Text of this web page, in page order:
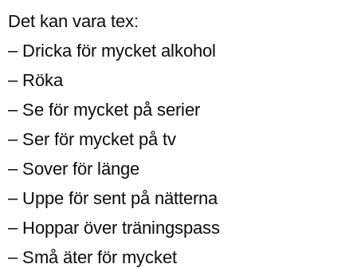
Det kan vara tex:
– Dricka för mycket alkohol
– Röka
– Se för mycket på serier
– Ser för mycket på tv
– Sover för länge
– Uppe för sent på nätterna
– Hoppar över träningspass
– Små äter för mycket